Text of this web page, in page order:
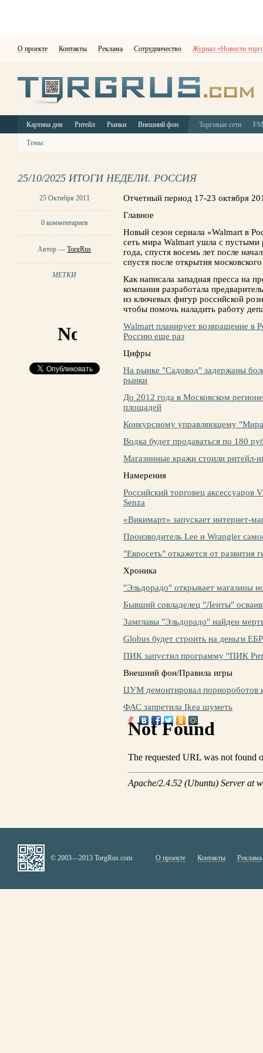
О проекте Контакты Реклама Сотрудничество Журнал «Новости
Картина дня Ритейл Рынки Внешний фон Торговые сети
Темы:
25/10/2025 ИТОГИ НЕДЕЛИ. РОССИЯ
25 Октября 2011
0 комментариев
Автор —TorgRus
МЕТКИ
Отчетный период 17-23 октября
Главное
Новый сезон сериала «Walmart в
сеть мира Walmart ушла с пустыми
года, спустя восемь лет после
спустя после открытия
Как написала западная пресса на
компания разработала
из ключевых фигур российской
чтобы помочь наладить работу
Walmart планирует возвращение в
Россию еще раз
Цифры
На рынке "Садовод" задержаны
рынки
До 2012 года в Московском
площадей
Конкурсному управляющему
Водка будет продаваться по 180
Магазинные кражи стоили ритейл-
Намерения
Российский торговец аксессуаров
Senza
«Викимарт» запускает интернет-
Производитель Lee и Wrangler
"Евросеть" откажется от развития
Хроника
"Эльдорадо" открывает магазины
Бывший совладелец "Ленты"
Замглавы "Эльдорадо" найден
Globus будет строить на деньги
ПИК запустил программу "ПИК
Внешний фон/Правила игры
ЦУМ демонтировал порнороботов
ФАС запретила Ikea шуметь
© 2003—2013 TorgRus.com О проекте Контакты Реклама